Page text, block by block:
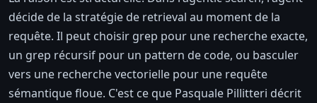
décide de la stratégie de retrieval au moment de la
requête. Il peut choisir grep pour une recherche exacte,
un grep récursif pour un pattern de code, ou basculer
vers une recherche vectorielle pour une requête
sémantique floue. C'est ce que Pasquale Pillitteri décrit